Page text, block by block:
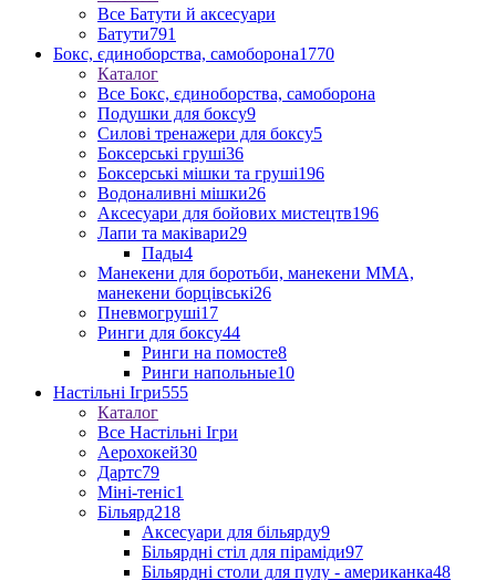
Все Батути й аксесуари
Батути791
Бокс, єдиноборства, самоборона1770
Каталог
Все Бокс, єдиноборства, самоборона
Подушки для боксу9
Силові тренажери для боксу5
Боксерські груші36
Боксерські мішки та груші196
Водоналивні мішки26
Аксесуари для бойових мистецтв196
Лапи та маківари29
Пады4
Манекени для боротьби, манекени ММА,
манекени борцівські26
Пневмогруші17
Ринги для боксу44
Ринги на помосте8
Ринги напольные10
Настільні Ігри555
Каталог
Все Настільні Ігри
Аерохокей30
Дартс79
Міні-теніс1
Більярд218
Аксесуари для більярду9
Більярдні стіл для піраміди97
Більярдні столи для пулу - американка48